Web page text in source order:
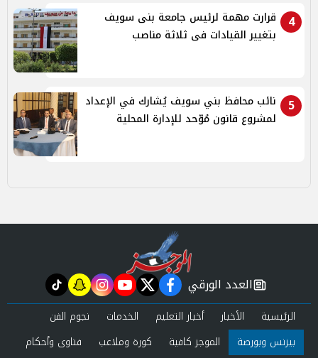
4
قرارت مهمة لرئيس جامعة بنى سويف
بتغيير القيادات فى ثلاثة مناصب
5
نائب محافظ بني سويف يُشارك في الإعداد
لمشروع قانون مُوّحد للإدارة المحلية
newspaper
العدد الورقي facebook
twitter
youtube
instagram
snapchat
tiktok
الرئيسية الأخبار أخبار التعليم الخدمات
نجوم الفن
بيزنس وبورصة
الموجز كافية كورة وملاعب
فتاوى وأحكام